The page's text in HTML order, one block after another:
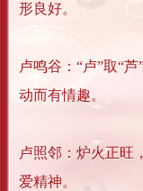
形良好。
卢鸣谷：“卢”取“
动而有情趣。
卢照邻：炉火正旺
爱精神。